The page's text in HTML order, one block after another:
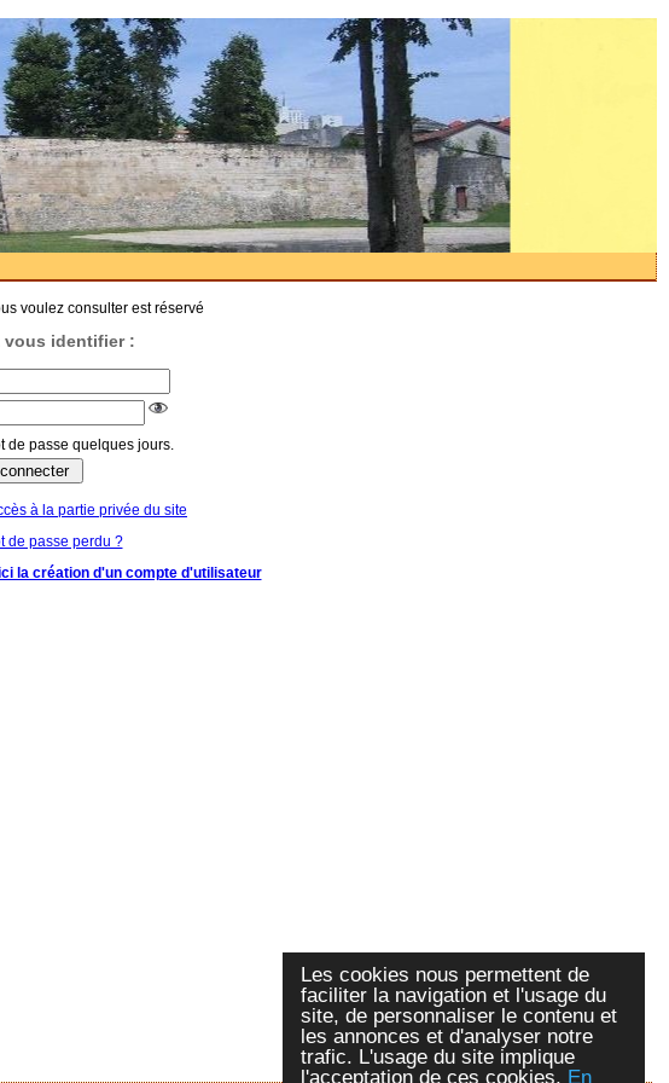
Les cookies nous permettent de
faciliter la navigation et l'usage du
site, de personnaliser le contenu et
les annonces et d'analyser notre
trafic. L'usage du site implique
l'acceptation de ces cookies. En
voulez consulter est réservé
vous identifier :
de passe quelques jours.
à la partie privée du site
de passe perdu ?
la création d'un compte d'utilisateur